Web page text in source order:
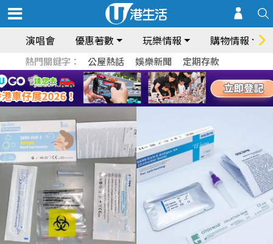
演唱會 優惠著數 玩樂情報 購物情報
熱門關鍵字： 公屋熱話 娛樂新聞 定期存款